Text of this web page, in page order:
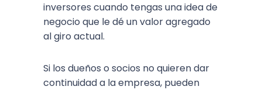
inversores cuando tengas una idea de
negocio que le dé un valor agregado
al giro actual.
Si los dueños o socios no quieren dar
continuidad a la empresa, pueden